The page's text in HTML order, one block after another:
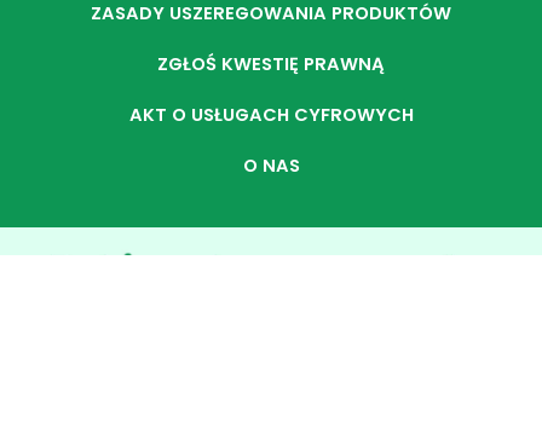
ZASADY USZEREGOWANIA PRODUKTÓW
ZGŁOŚ KWESTIĘ PRAWNĄ
AKT O USŁUGACH CYFROWYCH
O NAS